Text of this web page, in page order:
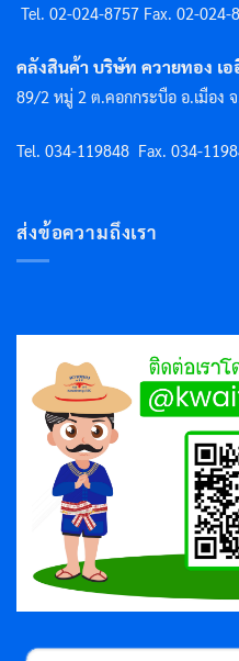
Tel. 02-024-8757 Fax. 02-024-
คลังสินค้า บริษัท ควายทอง เอ
89/2 หมู่ 2 ต.คอกกระบือ อ.เมือง
Tel. 034-119848 Fax. 034-
ส่งข้อความถึงเรา